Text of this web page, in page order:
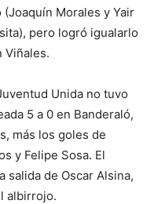
Morales y Yair
pero logró igualarlo
Viñales.
Unida no tuvo
5 a 0 en Banderaló,
más los goles de
y Felipe Sosa. El
salida de Oscar Alsina,
albirrojo.